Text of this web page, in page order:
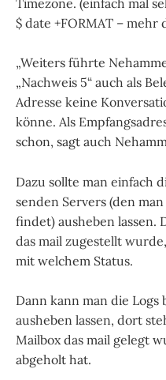
$ date +FORMAT –
„Weiters führte
„Nachweis 5“ auch als
Adresse keine
könne. Als
schon, sagt auch
Dazu sollte man einfach
senden Servers (den
findet) ausheben lassen.
das mail zugestellt
mit welchem Status.
Dann kann man die
ausheben lassen, dort
Mailbox das mail gelegt
abgeholt hat.